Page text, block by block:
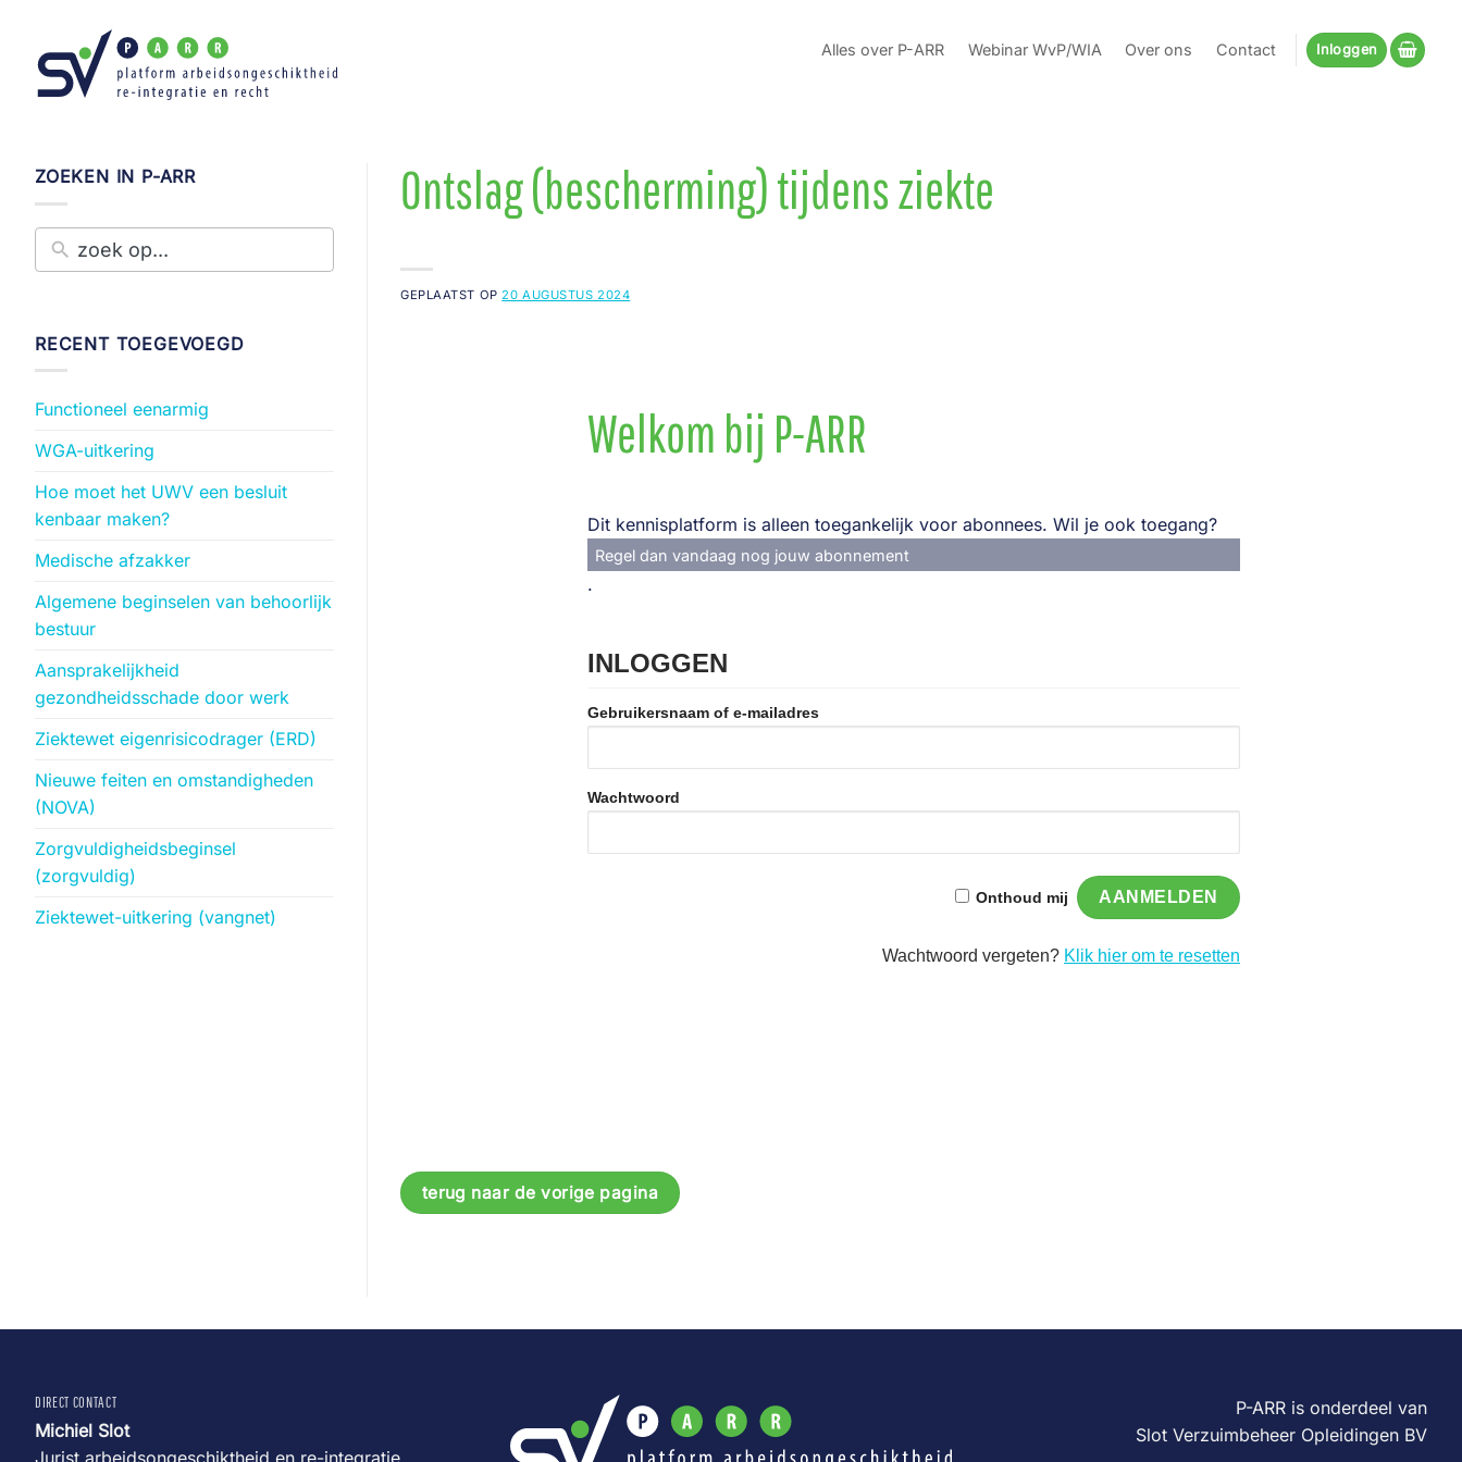
inhoud
Alles over P-ARR Webinar WvP/WIA Over ons Contact Inloggen
ZOEKEN IN P-ARR
RECENT TOEGEVOEGD
Functioneel eenarmig
WGA-uitkering
Hoe moet het UWV een besluit
kenbaar maken?
Medische afzakker
Algemene beginselen van behoorlijk
bestuur
Aansprakelijkheid
gezondheidsschade door werk
Ziektewet eigenrisicodrager (ERD)
Nieuwe feiten en omstandigheden
(NOVA)
Zorgvuldigheidsbeginsel
(zorgvuldig)
Ziektewet-uitkering (vangnet)
Ontslag (bescherming) tijdens ziekte
GEPLAATST OP20 AUGUSTUS 2024
Welkom bij P-ARR
Dit kennisplatform is alleen toegankelijk voor abonnees. Wil je ook toegang?
Regel dan vandaag nog jouw abonnement
.
INLOGGEN
Gebruikersnaam of e-mailadres
Wachtwoord
Onthoud mij
Wachtwoord vergeten? Klik hier om te resetten
terug naar de vorige pagina
DIRECT CONTACT
Michiel Slot
Jurist arbeidsongeschiktheid en re-integratie
P-ARR is onderdeel van
Slot Verzuimbeheer Opleidingen BV